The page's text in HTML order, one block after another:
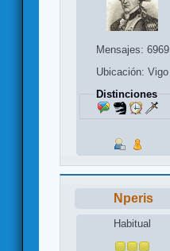
Mensajes: 6969
Ubicación: Vigo
Distinciones
Nperis
Habitual